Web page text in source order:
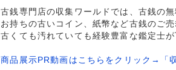
古銭専門店の収集ワールドでは、古銭の
お持ちの古いコイン、紙幣など古銭のご
古くても汚れていても経験豊富な鑑定士
商品展示PR動画はこちらをクリック→「